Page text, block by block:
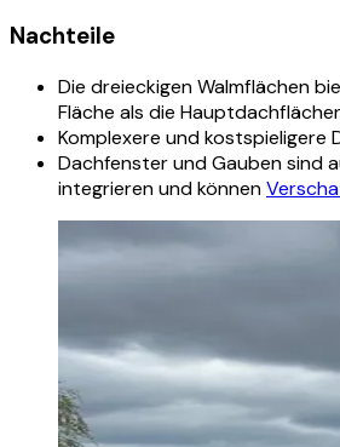
Nachteile
Die dreieckigen Walmflächen
Fläche als die
Komplexere und kostspieligere
Dachfenster und Gauben sind
integrieren und können